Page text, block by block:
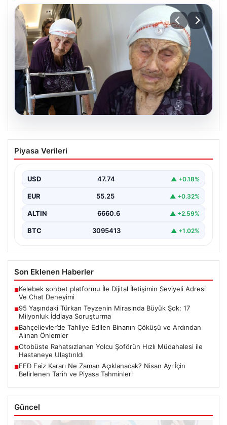
07.08.2026
95 Yaşındaki Türkan Teyzenin
Mirasında Büyük Şok: 17 Milyonluk
Adana'da yaşayan 95 yaşındaki Türkan İşbilir, hayatının
Piyasa Verileri
USD 47.74 ▲ +0.18%
EUR 55.25 ▲ +0.32%
ALTIN 6660.6 ▲ +2.59%
BTC 3095413 ▲ +1.02%
Son Eklenen Haberler
■Kelebek sohbet platformu İle Dijital İletişimin Seviyeli Adresi
Ve Chat Deneyimi
■95 Yaşındaki Türkan Teyzenin Mirasında Büyük Şok: 17
Milyonluk İddiaya Soruşturma
■Bahçelievler’de Tahliye Edilen Binanın Çöküşü ve Ardından
Alınan Önlemler
■Otobüste Rahatsızlanan Yolcu Şoförün Hızlı Müdahalesi ile
Hastaneye Ulaştırıldı
■FED Faiz Kararı Ne Zaman Açıklanacak? Nisan Ayı İçin
Belirlenen Tarih ve Piyasa Tahminleri
Güncel